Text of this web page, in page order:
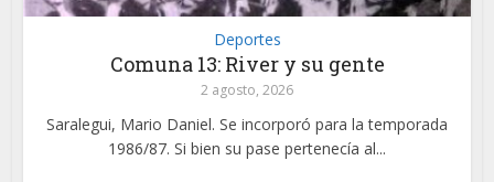
Deportes
Comuna 13: River y su gente
2 agosto, 2026
Saralegui, Mario Daniel. Se incorporó para la temporada
1986/87. Si bien su pase pertenecía al...